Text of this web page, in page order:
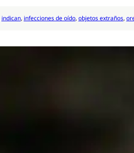
indican, infecciones de oído, objetos extraños,